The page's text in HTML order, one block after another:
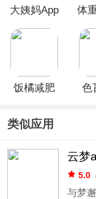
大姨妈App
体
饭橘减肥
色
类似应用
云梦
5.0
与梦